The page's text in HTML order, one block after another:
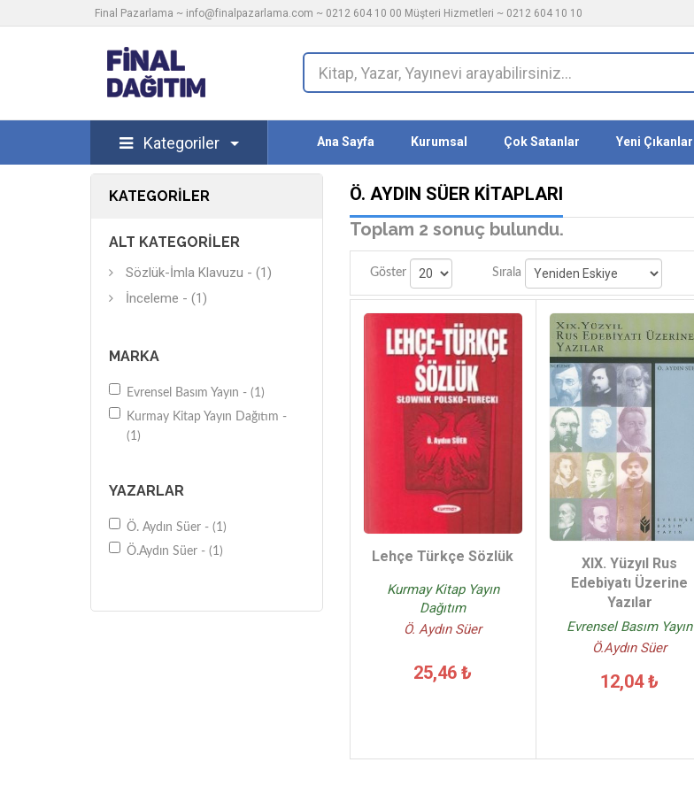
Final Pazarlama ~ info@finalpazarlama.com ~ 0212 604 10 00 Müşteri Hizmetleri ~ 0212 604 10 10
Kategoriler Ana Sayfa Kurumsal Çok Satanlar Yeni Çıkanlar
KATEGORILER
ALT KATEGORILER
Sözlük-İmla Klavuzu - (1)
İnceleme - (1)
MARKA
Evrensel Basım Yayın - (1)
Kurmay Kitap Yayın Dağıtım -
(1)
YAZARLAR
Ö. Aydın Süer - (1)
Ö.Aydın Süer - (1)
Ö. AYDIN SÜER KITAPLARI
Toplam 2 sonuç bulundu.
Göster Sırala Stoktakiler
Lehçe Türkçe Sözlük
Kurmay Kitap Yayın
Dağıtım
Ö. Aydın Süer
25,46 ₺
XIX. Yüzyıl Rus
Edebiyatı Üzerine
Yazılar
Evrensel Basım Yayın
Ö.Aydın Süer
12,04 ₺